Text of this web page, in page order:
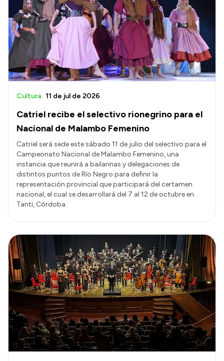
Catriel recibe el selectivo rionegrino para el
Nacional de Malambo Femenino
Cultura 11 de jul de 2026
Catriel será sede este sábado 11 de julio del selectivo para el
Campeonato Nacional de Malambo Femenino, una
instancia que reunirá a bailarinas y delegaciones de
distintos puntos de Río Negro para definir la
representación provincial que participará del certamen
nacional, el cual se desarrollará del 7 al 12 de octubre en
Tanti, Córdoba.